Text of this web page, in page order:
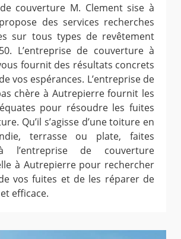
couverture M. Clement sise à
des services recherches
sur tous types de revêtement
L’entreprise de couverture à
fournit des résultats concrets
vos espérances. L’entreprise de
chère à Autrepierre fournit les
pour résoudre les fuites
Qu’il s’agisse d’une toiture en
terrasse ou plate, faites
l’entreprise de couverture
à Autrepierre pour rechercher
vos fuites et de les réparer de
efficace.